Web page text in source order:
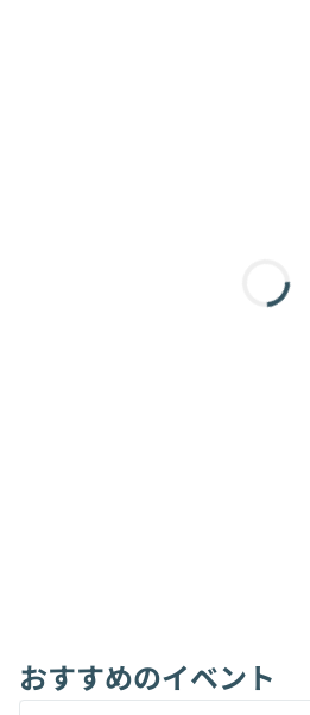
おすすめのイベント